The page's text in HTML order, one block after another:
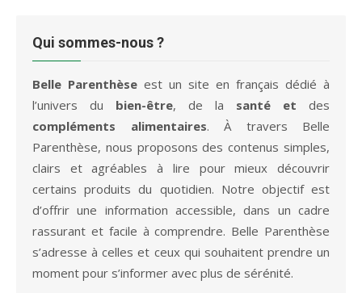
Qui sommes-nous ?
Belle Parenthèse est un site en français dédié à
l’univers du bien-être, de la santé et des
compléments alimentaires. À travers Belle
Parenthèse, nous proposons des contenus simples,
clairs et agréables à lire pour mieux découvrir
certains produits du quotidien. Notre objectif est
d’offrir une information accessible, dans un cadre
rassurant et facile à comprendre. Belle Parenthèse
s’adresse à celles et ceux qui souhaitent prendre un
moment pour s’informer avec plus de sérénité.